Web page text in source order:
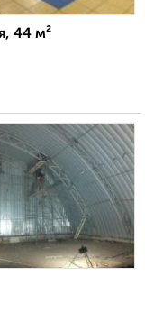
44 м²